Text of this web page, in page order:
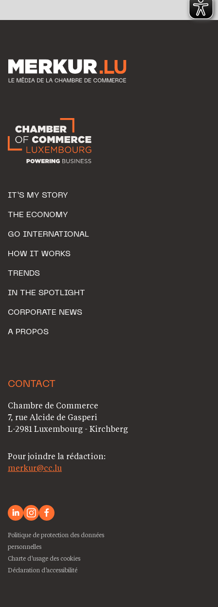
IT’S MY STORY
THE ECONOMY
GO INTERNATIONAL
HOW IT WORKS
TRENDS
IN THE SPOTLIGHT
CORPORATE NEWS
A PROPOS
CONTACT
Chambre de Commerce
7, rue Alcide de Gasperi
L-2981 Luxembourg - Kirchberg
Pour joindre la rédaction:
merkur@cc.lu
Politique de protection des données
personnelles
Charte d’usage des cookies
Déclaration d’accessibilité